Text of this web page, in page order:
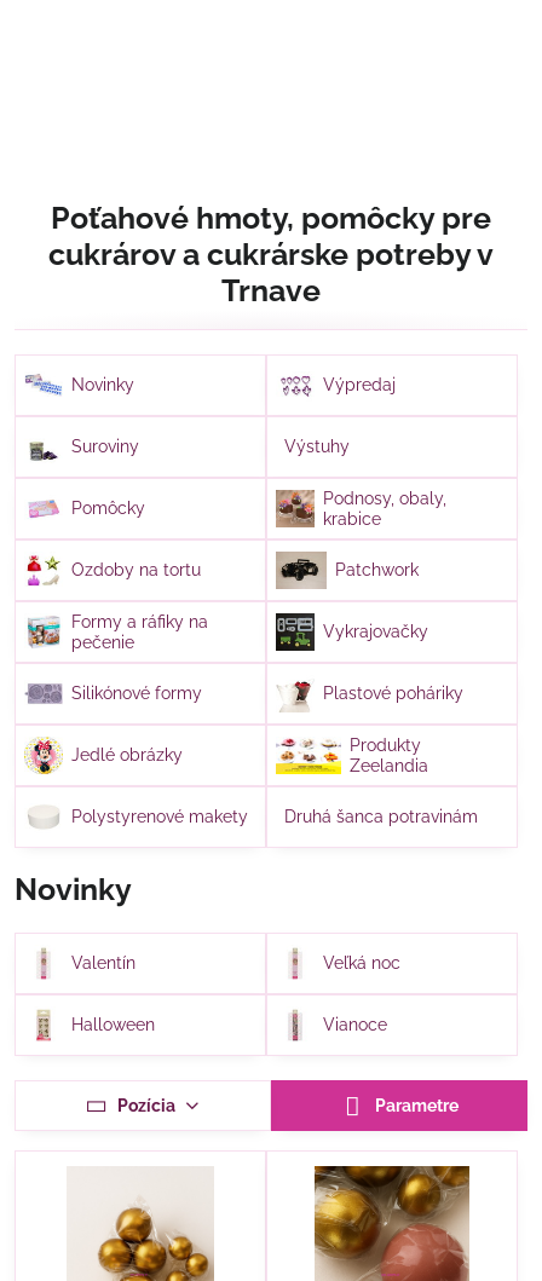
Poťahové hmoty, pomôcky pre
cukrárov a cukrárske potreby v
Trnave
Novinky Výpredaj
Suroviny Výstuhy
Pomôcky
Podnosy, obaly,
krabice
Ozdoby na tortu Patchwork
Formy a ráfiky na
pečenie
Vykrajovačky
Silikónové formy Plastové poháriky
Jedlé obrázky
Produkty
Zeelandia
Polystyrenové makety Druhá šanca potravinám
Novinky
Valentín Veľká noc
Halloween Vianoce
Pozícia Parametre